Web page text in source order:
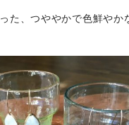
た、つややかで色鮮やか